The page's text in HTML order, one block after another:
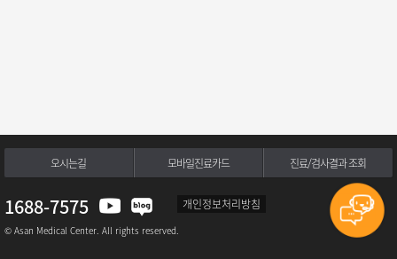
오시는길 모바일진료카드 진료/검사결과 조회
1688-7575 개인정보처리방침
© Asan Medical Center. All rights reserved.